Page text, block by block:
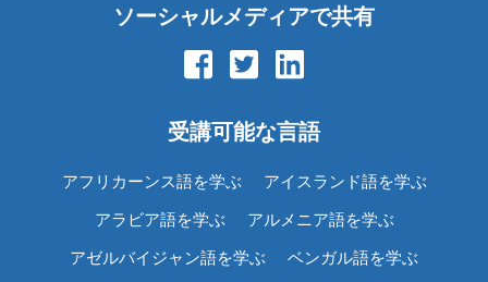
ソーシャルメディアで共有
受講可能な言語
アフリカーンス語を学ぶ アイスランド語を学ぶ
アラビア語を学ぶ アルメニア語を学ぶ
アゼルバイジャン語を学ぶ ベンガル語を学ぶ